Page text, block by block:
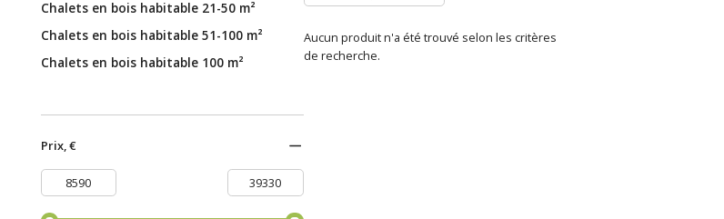
Chalets en bois habitable 21-50 m²
Chalets en bois habitable 51-100 m²
Chalets en bois habitable 100 m²
Prix, €
Aucun produit n'a été trouvé selon les critères
de recherche.